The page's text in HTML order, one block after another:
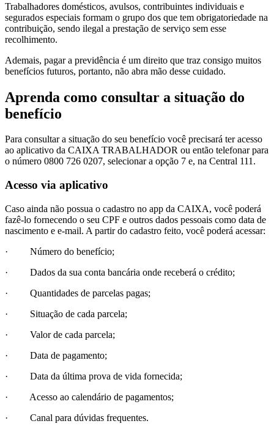
Trabalhadores domésticos, avulsos, contribuintes individuais e
segurados especiais formam o grupo dos que tem obrigatoriedade na
contribuição, sendo ilegal a prestação de serviço sem esse
recolhimento.
Ademais, pagar a previdência é um direito que traz consigo muitos
benefícios futuros, portanto, não abra mão desse cuidado.
Aprenda como consultar a situação do
benefício
Para consultar a situação do seu benefício você precisará ter acesso
ao aplicativo da CAIXA TRABALHADOR ou então telefonar para
o número 0800 726 0207, selecionar a opção 7 e, na Central 111.
Acesso via aplicativo
Caso ainda não possua o cadastro no app da CAIXA, você poderá
fazê-lo fornecendo o seu CPF e outros dados pessoais como data de
nascimento e e-mail. A partir do cadastro feito, você poderá acessar:
· Número do benefício;
· Dados da sua conta bancária onde receberá o crédito;
· Quantidades de parcelas pagas;
· Situação de cada parcela;
· Valor de cada parcela;
· Data de pagamento;
· Data da última prova de vida fornecida;
· Acesso ao calendário de pagamentos;
· Canal para dúvidas frequentes.